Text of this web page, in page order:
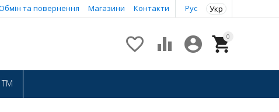
Рус Укр
та повернення Магазини Контакти
0


 
ТМ